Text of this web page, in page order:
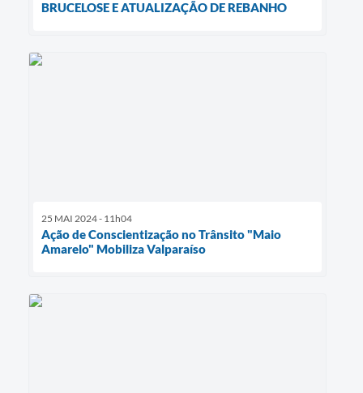
BRUCELOSE E ATUALIZAÇÃO DE REBANHO
25 MAI 2024 - 11h04
​Ação de Conscientização no Trânsito "Maio
Amarelo" Mobiliza Valparaíso